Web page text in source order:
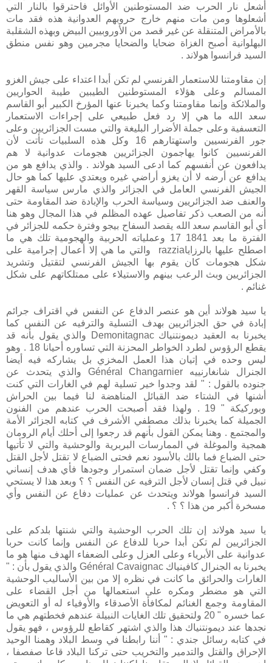
أشعل نار الحرب ضد المستوطنين الأوائل فاحترقوا بالنار التي
أشعلوها ومن مات منهم خارج حروبهم العدوانية هذه فقد مات
بالأمراض المتنقلة عن غير قصد من الأوروبيين البيض وبهذه الشقلبة
البهلوانية أصبح الغزاة ضحايا والضحايا مجرمين وهو نفس منطق
السيد فرانسوا هولاند .
إن مقاومتنا للاستعمار الفرنسي لم تكن أبدا اعتداء على جيش الغزو
المسالم وعلى هؤلاء المستوطنين الطيبين طيبة الحواريين
والملائكة وإنما مقاومتنا وكما يخبرنا عنها المؤرخ الكبير أبو القاسم
سعد الله ما هي إلا رد فعل طبيعي على إجراءات الاستعمار
التعسفية وعلى جملة الأضرار البليغة والتي مست الجزائريين وعلى
جور الفرنسيين واستهتارهم 16 وكل هذه السلبيات تأتت لأن
الفرنسيين كانوا يهاجمون الجزائريين هجومات عدوانية لا هم
يدافعون عن أنفسهم كما ادعى السيد هولاند . والذي يدافع هو من
يدافع عن أرضه لا أن يغزو أراضي غيره ويعتدي عليها كما هو حال
الجيش الفرنسي العامل في الجزائر والذي مارس سياسة القهر
والعنف ضد الجزائريين وسياسة الحرب والإبادة ضد المقاومة حتى
أنه من الصعب ذكر تفاصيل عهده المظلم في هذا المجال وهو هنا
أي أبو القاسم سعد الله يقصد السفاح بيجو وفترة حكمه للجزائر في
الفترة ما بعد 1841 17 وعملياته الحربية والهجومية تلك هي ما
اصطلح عليها بالرزاياrazzia والتي ما هي إلا أعمال إجرامية على
شكل هجومات كان يقوم بها الجيش الفرنسي لتقتيل وتشريد
الجزائريين وبث الرعب بينهم والاستيلاء على ممتلكاتهم على شكل
غنائم .
يا سيد هولاند أين هو عنصر الدفاع عن النفس في اقتراف جرائم
إبادة في حق الجزائريين بهدف التسلية والترفيه عن النفس كما
يخبرنا به العقيد ديمونتنياك Demonitagnac والذي يقول بأنه قد
يقطع الرؤوس لطرد الخواطر المحزنة التي تساوره أحيانا 18 . وهو
ليس وحده في إتيان هذا العمل المخزي بل يشاركه فيه أيضا
الجنرال شانغارنييه Général Changarnier والذي يتحدث عن
جنوده بالقول : " لقد وجدوا خير تسلية لهم في الغارات التي كنت
أشنها في الشتاء ضد القبائل المناهضة لنا فيما بين الحراش
وبوركيكة " 19 . ولهذا فقد أصبحت الحرب عندهم من الفنون
الجميلة كما يخبرنا بذلك مصطفي الأشرف في كتابه الجزائر الأمة
والمجتمع . وهنا يمكن القول بأنهم قد رجعوا إلى أحلك أيام الرومان
همجية والموغلة في الممارسات البربرية والوحشية والتي لا تأتيها
حتى الضباع فما بالك بالأسود نعم فحتى الضباع لا تقتل لأجل القتل
وكفي وإنما تقتل لأجل ضمان استمرار وجودها فأي هدف إنساني
نبيل في قتل إنسان لأجل الترفيه عن النفس ؟ ؟ وبعد هذا لا يستحي
السيد فرانسوا هولاند ويتحدث عن عمليات دفاع عن النفس وأي
مسخرة أكبر من هذا ؟ ؟ .
يا سيد هولاند إن تلك الحرب الوحشية والتي شنتها بلدكم على
الجزائريين لم تكن أبدا حربا للدفاع عن النفس وإنما كانت حربا
عدوانية على الأبرياء وعلى العزل وعلى الضعفاء الهدف منها هو ما
يخبرنا به الجنرال كافينياك Général Cavaignac والذي يقول بأن : "
الغارات والحرائق ما كانت في نظره إلا من بين الأساليب الوحشية
التي هو مضطر ومكره على استعمالها من أجل القضاء على
المقاومة وجمع الغنائم لمكافأة الأصدقاء والأوفياء له أو التعويض
عما خسره " 20 ولتحقيق تلك الغايات النبيلة عندهم فخطتهم هي ما
نجدها عند ديمونتنياك هذا والذي اشتهر كقاطع للرؤوس ، فهو يقول
في كتابه رسائل جندي : " أننا رابطنا في وسط البلاد وهمنا الوحيد
الإحراق والقتل والتدمير والتخريب حتى تركنا البلاد قاعا صفصفا ،